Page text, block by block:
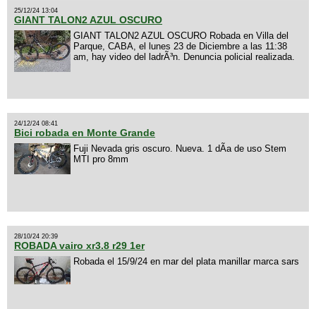
25/12/24 13:04
GIANT TALON2 AZUL OSCURO
GIANT TALON2 AZUL OSCURO Robada en Villa del
Parque, CABA, el lunes 23 de Diciembre a las 11:38
am, hay video del ladrÃ³n. Denuncia policial realizada.
24/12/24 08:41
Bici robada en Monte Grande
Fuji Nevada gris oscuro. Nueva. 1 dÃ­a de uso Stem
MTI pro 8mm
28/10/24 20:39
ROBADA vairo xr3.8 r29 1er
Robada el 15/9/24 en mar del plata manillar marca sars